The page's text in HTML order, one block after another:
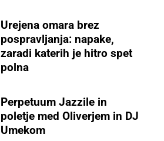
Urejena omara brez
pospravljanja: napake,
zaradi katerih je hitro spet
polna
Perpetuum Jazzile in
poletje med Oliverjem in DJ
Umekom